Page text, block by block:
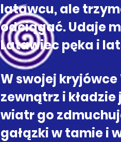
latawcu, ale
odciągać. Udaje
Latawiec pęka i
W swojej kryjówce
zewnątrz i
wiatr go
gałązki w tamie i